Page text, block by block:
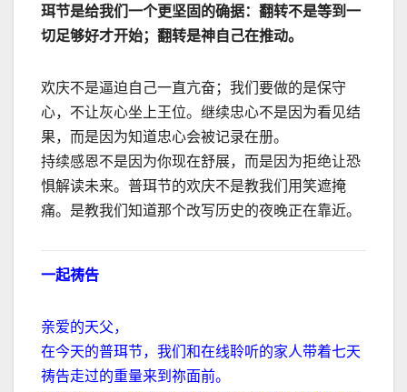
珥节是给我们一个更坚固的确据：翻转不是等到一
切足够好才开始；翻转是神自己在推动。
欢庆不是逼迫自己一直亢奋；我们要做的是保守
心，不让灰心坐上王位。 继续忠心不是因为看见结
果，而是因为知道忠心会被记录在册。
持续感恩不是因为你现在舒展，而是因为拒绝让恐
惧解读未来。 普珥节的欢庆不是教我们用笑遮掩
痛。是教我们知道那个改写历史的夜晚正在靠近。
一起祷告
亲爱的天父，
在今天的普珥节，我们和在线聆听的家人带着七天
祷告走过的重量来到祢面前。